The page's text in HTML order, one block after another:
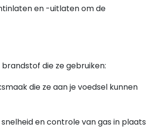
en -uitlaten om de
die ze gebruiken:
die ze aan je voedsel kunnen
en controle van gas in plaats